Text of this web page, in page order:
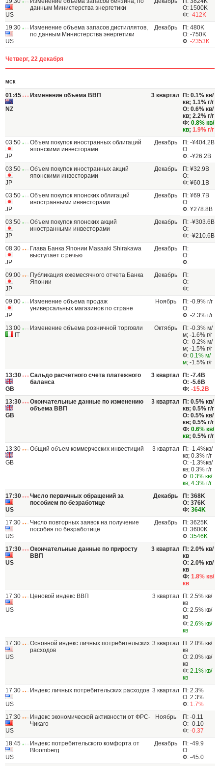
US
данным Министерства энергетики
О: 1500K
Ф: -412K
19:30
US
Изменение объема запасов дистиллятов,
по данным Министерства энергетики
Декабрь
П: 480K
О: -750K
Ф: -2353K
Четверг, 22 декабря
МСК
01:45
NZ
Изменение объема ВВП 3 квартал
П: 0.1% кв/
кв; 1.1% г/г
О: 0.6% кв/
кв; 2.2% г/г
Ф: 0.8% кв/
кв; 1.9% г/г
03:50
JP
Объем покупок иностранных облигаций
японскими инвесторами
Декабрь
П: -¥404.2B
О:
Ф: -¥26.2B
03:50
JP
Объем покупок иностранных акций
японскими инвесторами
Декабрь
П: ¥32.9B
О:
Ф: ¥60.1B
03:50
JP
Объем покупок японских облигаций
иностранными инвесторами
Декабрь
П: ¥69.7B
О:
Ф: ¥278.8B
03:50
JP
Объем покупок японских акций
иностранными инвесторами
Декабрь
П: -¥303.6B
О:
Ф: -¥210.6B
08:30
JP
Глава Банка Японии Masaaki Shirakawa
выступает с речью
Декабрь
П:
О:
Ф:
09:00
JP
Публикация ежемесячного отчета Банка
Японии
Декабрь
П:
О:
Ф:
09:00
JP
Изменение объема продаж
универсальных магазинов по стране
Ноябрь
П: -0.9% г/г
О:
Ф: -2.3% г/г
13:00
IT
Изменение объема розничной торговли Октябрь
П: -0.3% м/
м; -1.6% г/г
О: -0.2% м/
м; -1.5% г/г
Ф: 0.1% м/
м; -1.5% г/г
13:30
GB
Сальдо расчетного счета платежного
баланса
3 квартал
П: -7.4B
О: -5.6B
Ф: -15.2B
13:30
GB
Окончательные данные по изменению
объема ВВП
3 квартал
П: 0.5% кв/
кв; 0.5% г/г
О: 0.5% кв/
кв; 0.5% г/г
Ф: 0.6% кв/
кв; 0.5% г/г
13:30
GB
Общий объем коммерческих инвестиций 3 квартал
П: -1.4%кв/
кв; 0.3% г/г
О: -1.3%кв/
кв; 0.3% г/г
Ф: 0.3% кв/
кв; 4.3% г/г
17:30
US
Число первичных обращений за
пособием по безработице
Декабрь
П: 368K
О: 376K
Ф: 364K
17:30
US
Число повторных заявок на получение
пособия по безработице
Декабрь
П: 3625K
О: 3600K
Ф: 3546K
17:30
US
Окончательные данные по приросту
ВВП
3 квартал
П: 2.0% кв/
кв
О: 2.0% кв/
кв
Ф: 1.8% кв/
кв
17:30
US
Ценовой индекс ВВП 3 квартал
П: 2.5% кв/
кв
О: 2.5% кв/
кв
Ф: 2.6% кв/
кв
17:30
US
Основной индекс личных потребительских
расходов
3 квартал
П: 2.0% кв/
кв
О: 2.0% кв/
кв
Ф: 2.1% кв/
кв
17:30
US
Индекс личных потребительских расходов 3 квартал
П: 2.3%
О: 2.3%
Ф: 1.7%
17:30
US
Индекс экономической активности от ФРС-
Чикаго
Ноябрь
П: -0.11
О: -0.10
Ф: -0.37
18:45
US
Индекс потребительского комфорта от
Bloomberg
Декабрь
П: -49.9
О:
Ф: -45.0